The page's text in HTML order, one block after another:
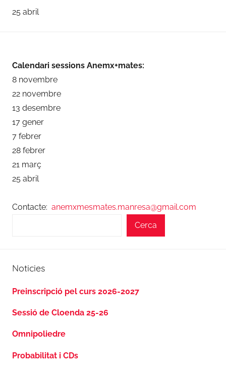
25 abril
Calendari sessions Anemx+mates:
8 novembre
22 novembre
13 desembre
17 gener
7 febrer
28 febrer
21 març
25 abril
Contacte: anemxmesmates.manresa@gmail.com
Cerca
Noticies
Preinscripció pel curs 2026-2027
Sessió de Cloenda 25-26
Omnipoliedre
Probabilitat i CDs